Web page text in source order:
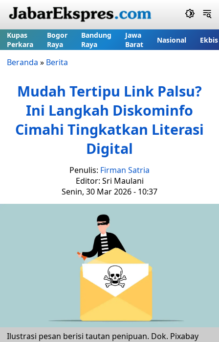
Kupas
Perkara
Bogor
Raya
Bandung
Raya
Jawa
Barat
Nasional Ekbis
Beranda » Berita
Mudah Tertipu Link Palsu?
Ini Langkah Diskominfo
Cimahi Tingkatkan Literasi
Digital
Penulis: Firman Satria
Editor: Sri Maulani
Senin, 30 Mar 2026 - 10:37
Ilustrasi pesan berisi tautan penipuan. Dok. Pixabay